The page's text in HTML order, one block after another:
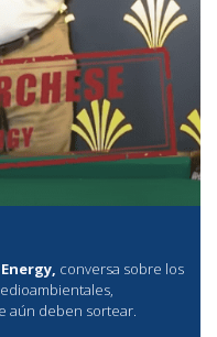
conversa sobre los
aún deben sortear.